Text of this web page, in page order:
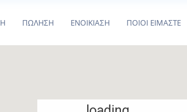
ΠΩΛΗΣΗ ΕΝΟΙΚΙΑΣΗ ΠΟΙΟΙ ΕΙΜΑΣΤΕ